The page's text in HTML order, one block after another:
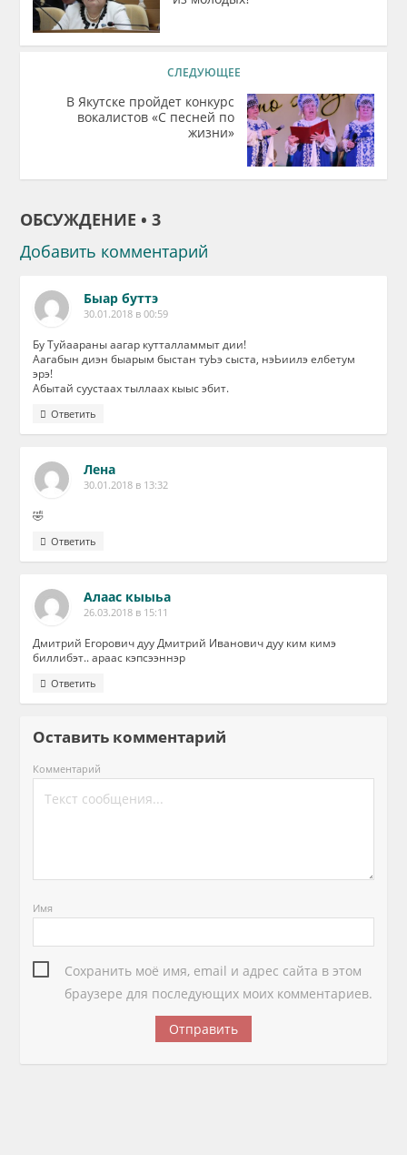
СЛЕДУЮЩЕЕ
В Якутске пройдет конкурс
вокалистов «С песней по
жизни»
ОБСУЖДЕНИЕ • 3
Добавить комментарий
Быар буттэ
30.01.2018 в 00:59
Бу Туйаараны аагар кутталламмыт дии!
Аагабын диэн быарым быстан туЬэ сыста, нэЬиилэ елбетум
эрэ!
Абытай суустаах тыллаах кыыс эбит.
Ответить
Лена
30.01.2018 в 13:32
🤣
Ответить
Алаас кыыьа
26.03.2018 в 15:11
Дмитрий Егорович дуу Дмитрий Иванович дуу ким кимэ
биллибэт.. араас кэпсээннэр
Ответить
Оставить комментарий
Комментарий
Имя
Сохранить моё имя, email и адрес сайта в этом
браузере для последующих моих комментариев.